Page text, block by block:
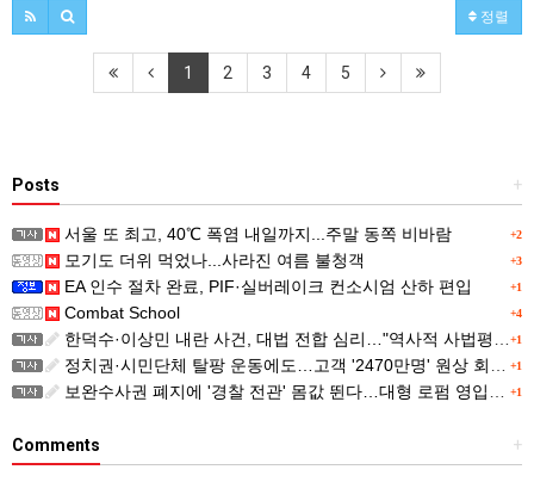
와 플로라』(대응 기종: Nintendo Switch™ 2/Nintendo
Switch™/PlayStation®…
정렬
1 2 3 4 5
+
Posts
+2
서울 또 최고, 40℃ 폭염 내일까지...주말 동쪽 비바람
+3
모기도 더위 먹었나...사라진 여름 불청객
+1
EA 인수 절차 완료, PIF·실버레이크 컨소시엄 산하 편입
+4
Combat School
+1
한덕수·이상민 내란 사건, 대법 전합 심리…"역사적 사법평가"(종합)
+1
정치권·시민단체 탈팡 운동에도…고객 '2470만명' 원상 회복, "고물가에 돌팡"
+1
보완수사권 폐지에 '경찰 전관' 몸값 뛴다…대형 로펌 영입전쟁
+
Comments